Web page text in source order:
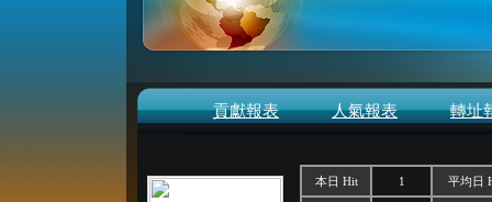
貢獻報表 人氣報表 轉址
本日 Hit 1 平均日